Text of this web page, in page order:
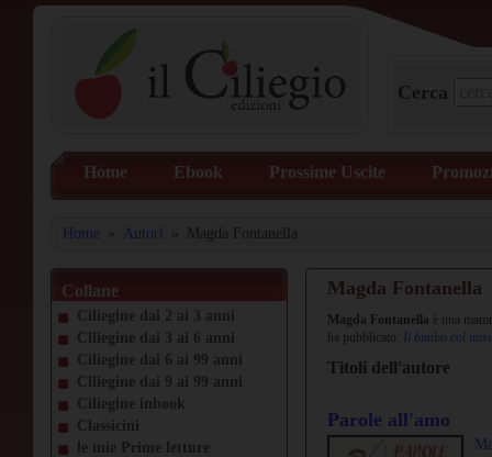
Cerca
Home Ebook Prossime Uscite
Home » Autori » Magda Fontanella
Collane
Ciliegine dai 2 ai 3 anni
Ciliegine dai 3 ai 6 anni
Ciliegine dai 6 ai 99 anni
Ciliegine dai 9 ai 99 anni
Ciliegine inbook
Classicini
le mie Prime letture
Magda Fontanella
Magda Fontanella è una
ha pubblicato: Il bimbo col
Titoli dell'autore
Parole all'amo